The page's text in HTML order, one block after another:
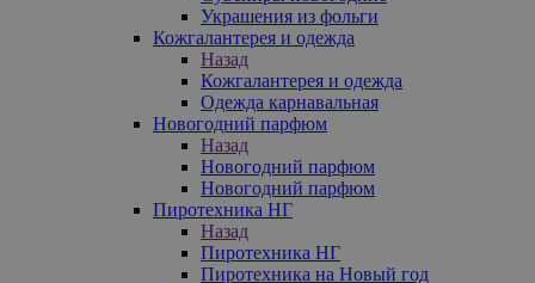
Украшения из фольги
Кожгалантерея и одежда
Назад
Кожгалантерея и одежда
Одежда карнавальная
Новогодний парфюм
Назад
Новогодний парфюм
Новогодний парфюм
Пиротехника НГ
Назад
Пиротехника НГ
Пиротехника на Новый год